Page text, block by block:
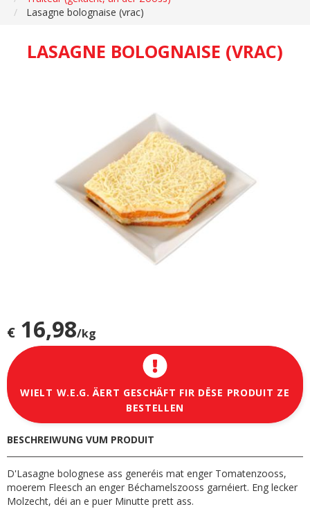
Lasagne bolognaise (vrac)
LASAGNE BOLOGNAISE (VRAC)
€ 16,98/kg
WIELT W.E.G. ÄERT GESCHÄFT FIR DËSE PRODUIT ZE
BESTELLEN
BESCHREIWUNG VUM PRODUIT
D'Lasagne bolognese ass generéis mat enger Tomatenzooss,
moerem Fleesch an enger Béchamelszooss garnéiert. Eng lecker
Molzecht, déi an e puer Minutte prett ass.